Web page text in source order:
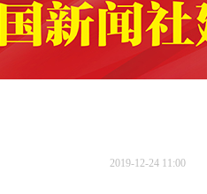
2019-12-24 11:00